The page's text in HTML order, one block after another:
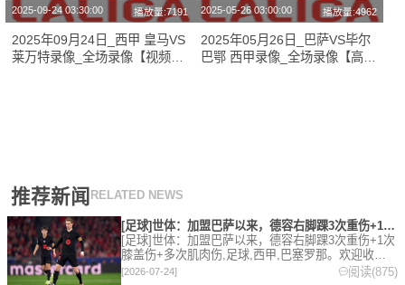
2025-09-24 03:30:00 播放量:7191
2025年09月24日_西甲 皇马VS
莱万特录像_全场录像【视频集
2025-05-26 03:00:00 播放量:4962
2025年05月26日_巴萨VS毕尔
巴鄂 西甲录像_全场录像【高清
推荐新闻 RELATED NEWS
[足球]世体：加盟巴萨以来，德容右脚踝3次重伤+1次膝盖伤+
[足球]世体：加盟巴萨以来，德容右脚踝3次重伤+1次
膝盖伤+多次肌肉伤,足球,西甲,巴塞罗那。欢迎收藏
本站，24小时为你更新最新的足球，篮球体育资讯。
[2026-07-24] 阅读(875)